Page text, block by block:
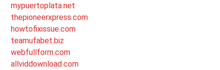
mypuertoplata.net
thepioneerxpress.com
howtofixissue.com
teamufabet.biz
webfullform.com
allviddownload.com